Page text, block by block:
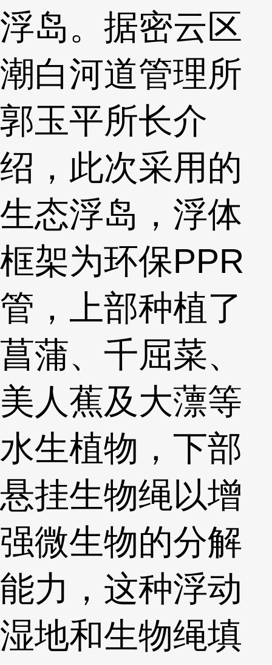
浮岛。据密云区
潮白河道管理所
郭玉平所长介
绍，此次采用的
生态浮岛，浮体
框架为环保PPR
管，上部种植了
菖蒲、千屈菜、
美人蕉及大薸等
水生植物，下部
悬挂生物绳以增
强微生物的分解
能力，这种浮动
湿地和生物绳填